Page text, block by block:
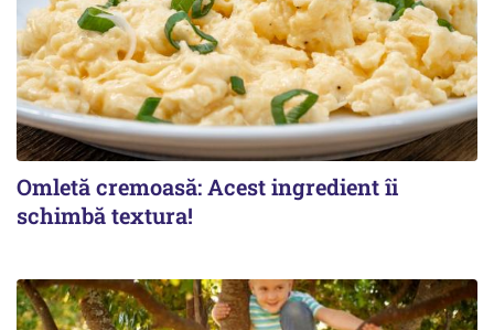
Omletă cremoasă: Acest ingredient îi
schimbă textura!